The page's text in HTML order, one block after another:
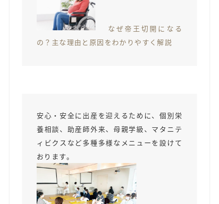
なぜ帝王切開になる
の？主な理由と原因をわかりやすく解説
安心・安全に出産を迎えるために、個別栄
養相談、助産師外来、母親学級、マタニテ
ィビクスなど多種多様なメニューを設けて
おります。